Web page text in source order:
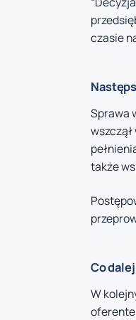
czasie
Sprawa
także
Co
W